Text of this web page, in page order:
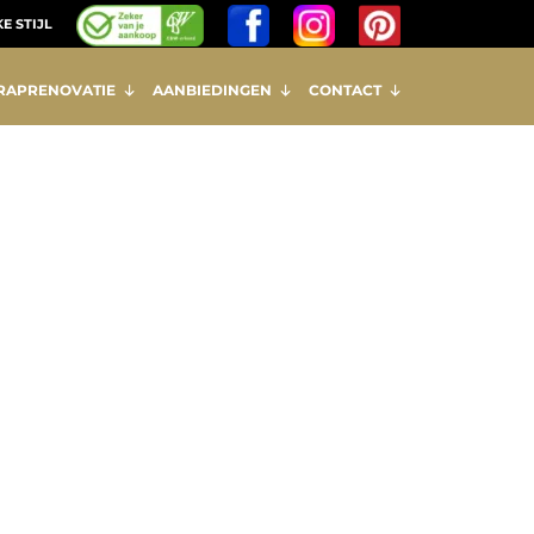
STIJL
AANBIEDINGEN CONTACT